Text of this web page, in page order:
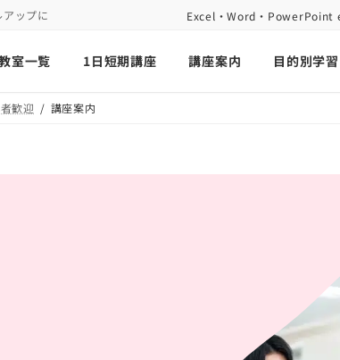
ップに Excel・Word・PowerPoint
室一覧 1日短期講座 講座案内 目的別学習
歓迎 講座案内